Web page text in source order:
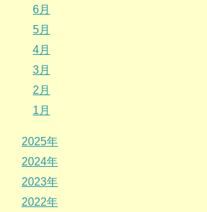
6月
5月
4月
3月
2月
1月
2025年
2024年
2023年
2022年